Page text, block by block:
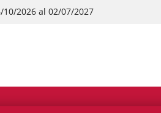
10/2026 al 02/07/2027